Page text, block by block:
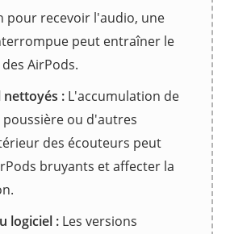
pour recevoir l'audio, une
peut entraîner le
AirPods.
nettoyés : L'accumulation de
ou d'autres
des écouteurs peut
bruyants et affecter la
logiciel : Les versions